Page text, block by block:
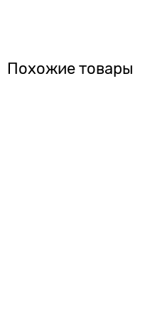
Похожие товары